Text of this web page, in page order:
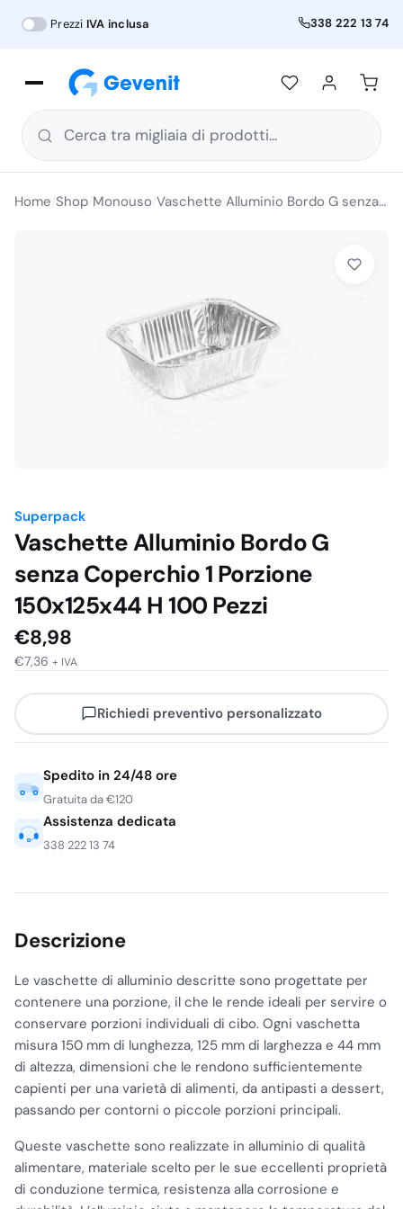
Prezzi IVA inclusa 338 222 13 74
Cerca tra migliaia di prodotti...
Home Shop Monouso Vaschette Alluminio Bordo G senza Coperchio 1 Porzione 150x125x44 H 100 Pezzi
Superpack
Vaschette Alluminio Bordo G
senza Coperchio 1 Porzione
150x125x44 H 100 Pezzi
€8,98
€7,36 + IVA
Richiedi preventivo personalizzato
Spedito in 24/48 ore
Gratuita da €120
Assistenza dedicata
338 222 13 74
Descrizione
Le vaschette di alluminio descritte sono progettate per
contenere una porzione, il che le rende ideali per servire o
conservare porzioni individuali di cibo. Ogni vaschetta
misura 150 mm di lunghezza, 125 mm di larghezza e 44 mm
di altezza, dimensioni che le rendono sufficientemente
capienti per una varietà di alimenti, da antipasti a dessert,
passando per contorni o piccole porzioni principali.
Queste vaschette sono realizzate in alluminio di qualità
alimentare, materiale scelto per le sue eccellenti proprietà
di conduzione termica, resistenza alla corrosione e